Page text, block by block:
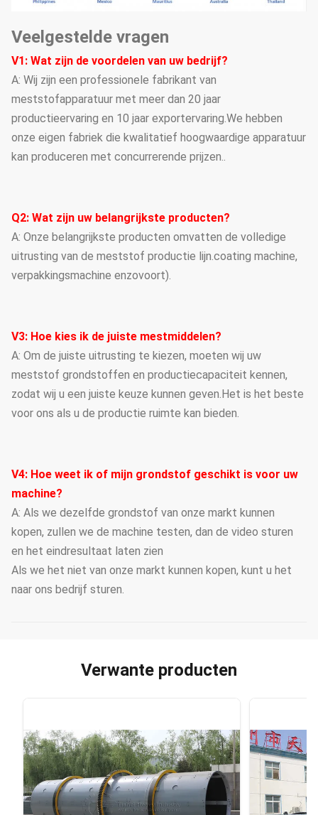
Veelgestelde vragen
V1: Wat zijn de voordelen van uw bedrijf?
A: Wij zijn een professionele fabrikant van
meststofapparatuur met meer dan 20 jaar
productieervaring en 10 jaar exportervaring.We hebben
onze eigen fabriek die kwalitatief hoogwaardige apparatuur
kan produceren met concurrerende prijzen..
Q2: Wat zijn uw belangrijkste producten?
A: Onze belangrijkste producten omvatten de volledige
uitrusting van de meststof productie lijn.coating machine,
verpakkingsmachine enzovoort).
V3: Hoe kies ik de juiste mestmiddelen?
A: Om de juiste uitrusting te kiezen, moeten wij uw
meststof grondstoffen en productiecapaciteit kennen,
zodat wij u een juiste keuze kunnen geven.Het is het beste
voor ons als u de productie ruimte kan bieden.
V4: Hoe weet ik of mijn grondstof geschikt is voor uw
machine?
A: Als we dezelfde grondstof van onze markt kunnen
kopen, zullen we de machine testen, dan de video sturen
en het eindresultaat laten zien
Als we het niet van onze markt kunnen kopen, kunt u het
naar ons bedrijf sturen.
Verwante producten